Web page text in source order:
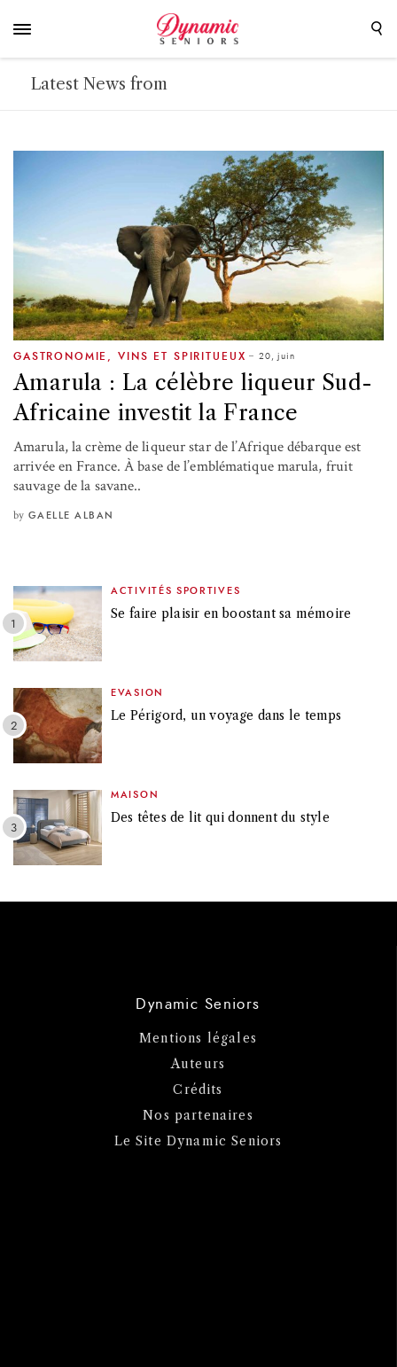
Latest News from
GASTRONOMIE ,VINS ET SPIRITUEUX 20, juin
Amarula : La célèbre liqueur Sud-
Africaine investit la France
Amarula, la crème de liqueur star de l’Afrique débarque est
arrivée en France. À base de l’emblématique marula, fruit
sauvage de la savane..
by GAELLE ALBAN
ACTIVITÉS SPORTIVES
Se faire plaisir en boostant sa mémoire
EVASION
Le Périgord, un voyage dans le temps
MAISON
Des têtes de lit qui donnent du style
Dynamic Seniors
Mentions légales
Auteurs
Crédits
Nos partenaires
Le Site Dynamic Seniors